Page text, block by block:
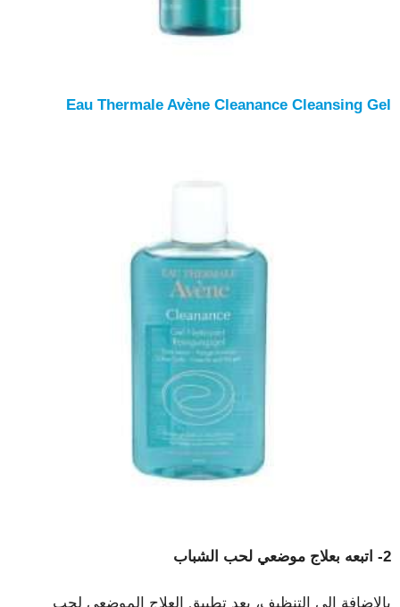
Eau Thermale Avène Cleanance Cleansing Gel
2- اتبعه بعلاج موضعي لحب الشباب
بالإضافة إلى التنظيف، يعد تطبيق العلاج الموضعي لحب